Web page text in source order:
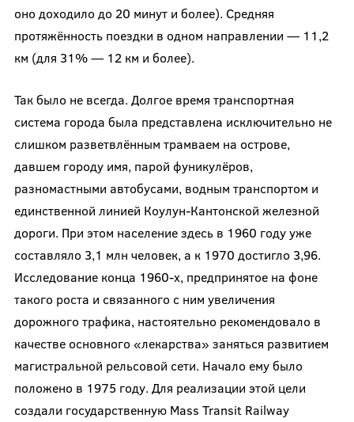
оно доходило до 20 минут и более). Средняя
протяжённость поездки в одном направлении — 11,2
км (для 31% — 12 км и более).
Так было не всегда. Долгое время транспортная
система города была представлена исключительно не
слишком разветвлённым трамваем на острове,
давшем городу имя, парой фуникулёров,
разномастными автобусами, водным транспортом и
единственной линией Коулун-Кантонской железной
дороги. При этом население здесь в 1960 году уже
составляло 3,1 млн человек, а к 1970 достигло 3,96.
Исследование конца 1960-х, предпринятое на фоне
такого роста и связанного с ним увеличения
дорожного трафика, настоятельно рекомендовало в
качестве основного «лекарства» заняться развитием
магистральной рельсовой сети. Начало ему было
положено в 1975 году. Для реализации этой цели
создали государственную Mass Transit Railway